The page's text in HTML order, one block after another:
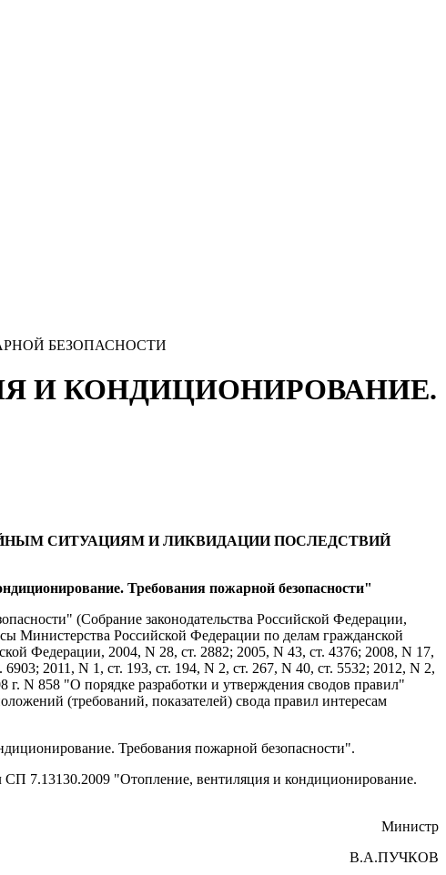
БЕЗОПАСНОСТИ
И КОНДИЦИОНИРОВАНИЕ.
СИТУАЦИЯМ И ЛИКВИДАЦИИ ПОСЛЕДСТВИЙ
Требования пожарной безопасности"
(Собрание законодательства Российской Федерации,
Министерства Российской Федерации по делам гражданской
Федерации, 2004, N 28, ст. 2882; 2005, N 43, ст. 4376; 2008, N 17,
2011, N 1, ст. 193, ст. 194, N 2, ст. 267, N 40, ст. 5532; 2012, N 2,
г. N 858 "О порядке разработки и утверждения сводов правил"
(требований, показателей) свода правил интересам
Требования пожарной безопасности".
7.13130.2009 "Отопление, вентиляция и кондиционирование.
Министр
В.А.ПУЧКОВ